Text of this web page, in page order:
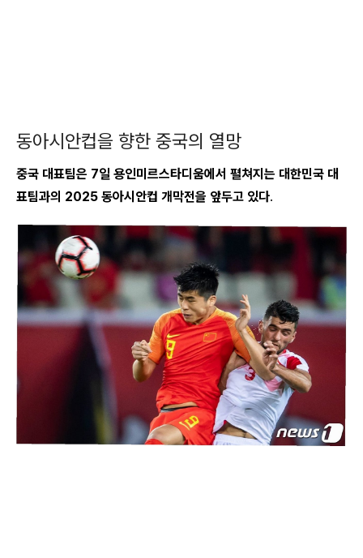
동아시안컵을 향한 중국의 열망
중국 대표팀은 7일 용인미르스타디움에서 펼쳐지는 대한민국 대
표팀과의 2025 동아시안컵 개막전을 앞두고 있다.